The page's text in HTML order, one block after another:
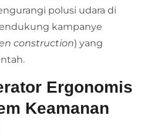
polusi udara di
kampanye
construction) yang
Ergonomis
Keamanan